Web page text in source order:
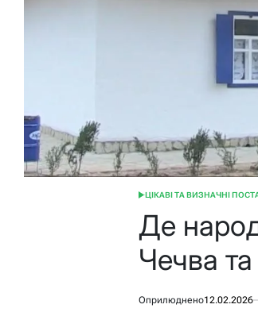
ОПУБЛІКУВАТИ
ЦІКАВІ ТА ВИЗНАЧНІ
Де
Чечва
Оприлюднено12.02.2026